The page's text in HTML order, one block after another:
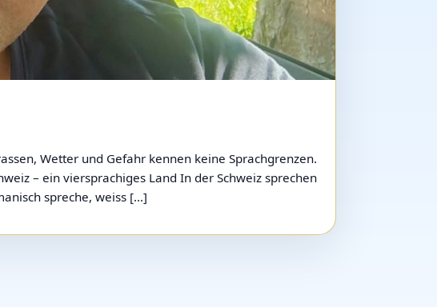
Wetter und Gefahr kennen keine Sprachgrenzen.
– ein viersprachiges Land In der Schweiz sprechen
spreche, weiss […]